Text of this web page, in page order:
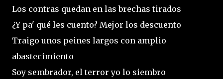
Los contras quedan en las brechas tirados
¿Y pa' qué les cuento? Mejor los descuento
Traigo unos peines largos con amplio
abastecimiento
Soy sembrador, el terror yo lo siembro